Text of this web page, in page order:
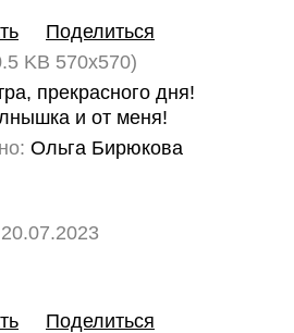
Поделиться
KB 570x570)
прекрасного дня!
и от меня!
Ольга Бирюкова
20.07.2023
Поделиться